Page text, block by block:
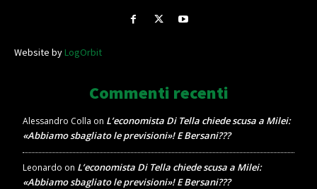
Website byLogOrbit
Commenti recenti
Alessandro Colla on L’economista Di Tella chiede scusa a Milei:
«Abbiamo sbagliato le previsioni»! E Bersani???
Leonardo on L’economista Di Tella chiede scusa a Milei:
«Abbiamo sbagliato le previsioni»! E Bersani???